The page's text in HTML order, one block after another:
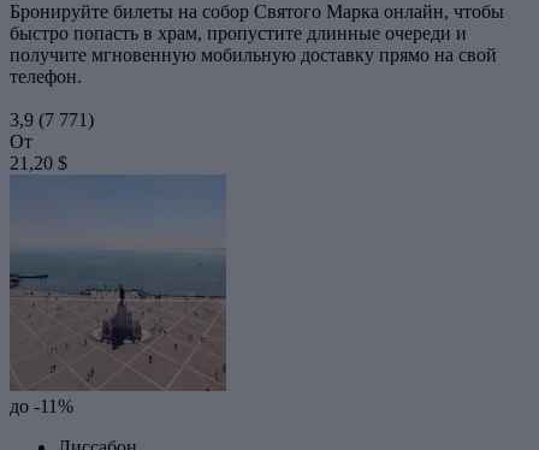
Бронируйте билеты на собор Святого Марка онлайн, чтобы
быстро попасть в храм, пропустите длинные очереди и
получите мгновенную мобильную доставку прямо на свой
телефон.
3,9 (7 771)
От
21,20 $
до -11%